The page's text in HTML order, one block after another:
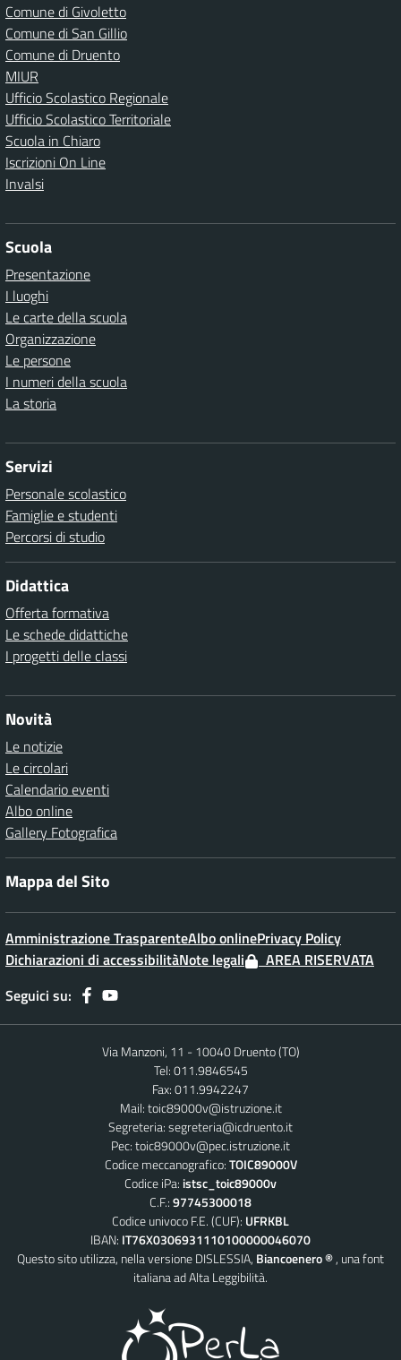
Comune di Givoletto
Comune di San Gillio
Comune di Druento
MIUR
Ufficio Scolastico Regionale
Ufficio Scolastico Territoriale
Scuola in Chiaro
Iscrizioni On Line
Invalsi
Scuola
Presentazione
I luoghi
Le carte della scuola
Organizzazione
Le persone
I numeri della scuola
La storia
Servizi
Personale scolastico
Famiglie e studenti
Percorsi di studio
Didattica
Offerta formativa
Le schede didattiche
I progetti delle classi
Novità
Le notizie
Le circolari
Calendario eventi
Albo online
Gallery Fotografica
Mappa del Sito
Amministrazione TrasparenteAlbo onlinePrivacy Policy
Dichiarazioni di accessibilitàNote legali
AREA RISERVATA
Seguici su:
Via Manzoni, 11 - 10040 Druento (TO)
Tel: 011.9846545
Fax: 011.9942247
Mail:toic89000v@istruzione.it
Segreteria:segreteria@icdruento.it
Pec:toic89000v@pec.istruzione.it
Codice meccanografico:TOIC89000V
Codice iPa: istsc_toic89000v
C.F.:97745300018
Codice univoco F.E. (CUF): UFRKBL
IBAN: IT76X0306931110100000046070
Questo sito utilizza, nella versione DISLESSIA, Biancoenero ®, una font
italiana ad Alta Leggibilità.